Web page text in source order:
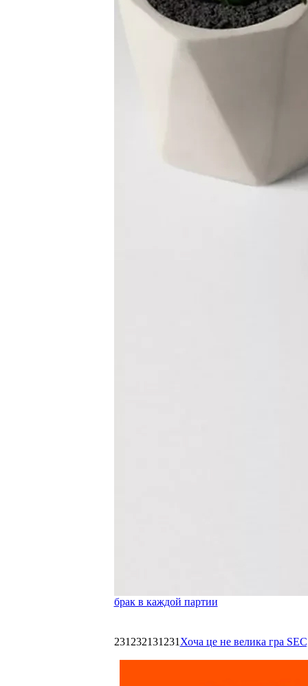
брак в каждой партии
231232131231 Хоча це не велика гра